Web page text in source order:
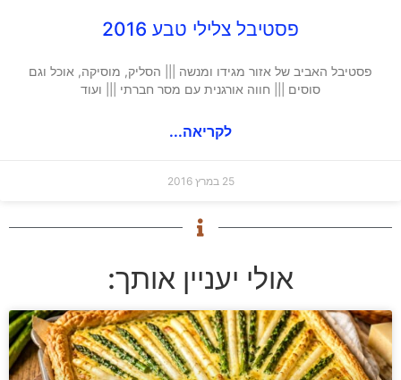
פסטיבל צלילי טבע 2016
פסטיבל האביב של אזור מגידו ומנשה ||| הסליק, מוסיקה, אוכל וגם
סוסים ||| חווה אורגנית עם מסר חברתי ||| ועוד
לקריאה...
25 במרץ 2016
אולי יעניין אותך: